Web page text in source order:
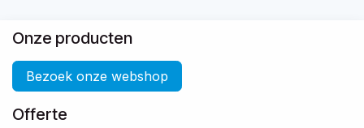
Onze producten
Bezoek onze webshop
Offerte